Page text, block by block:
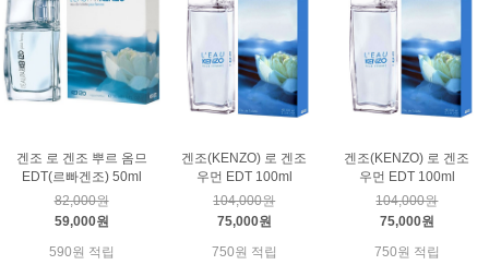
겐조 로 겐조 뿌르 옴므
EDT(르빠겐조) 50ml
82,000원
59,000원
590원 적립
겐조(KENZO) 로 겐조
우먼 EDT 100ml
104,000원
75,000원
750원 적립
겐조(KENZO) 로 겐조
우먼 EDT 100ml
104,000원
75,000원
750원 적립